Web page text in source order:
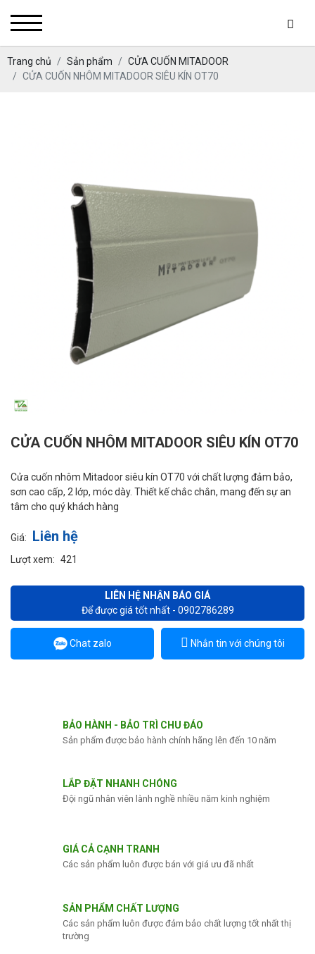
Trang chủ Sản phẩm
CỬA CUỐN MITADOOR
CỬA CUỐN NHÔM MITADOOR SIÊU KÍN OT70
CỬA CUỐN NHÔM MITADOOR SIÊU KÍN OT70
Cửa cuốn nhôm Mitadoor siêu kín OT70 với chất lượng đảm bảo,
sơn cao cấp, 2 lớp, móc dày. Thiết kế chắc chắn, mang đến sự an
tâm cho quý khách hàng
Giá: Liên hệ
Lượt xem: 421
LIÊN HỆ NHẬN BÁO GIÁ
Để được giá tốt nhất - 0902786289
Chat zalo Nhắn tin với chúng tôi
BẢO HÀNH - BẢO TRÌ CHU ĐÁO
Sản phẩm được bảo hành chính hãng lên đến 10 năm
LẮP ĐẶT NHANH CHÓNG
Đội ngũ nhân viên lành nghề nhiều năm kinh nghiệm
GIÁ CẢ CẠNH TRANH
Các sản phẩm luôn được bán với giá ưu đã nhất
SẢN PHẨM CHẤT LƯỢNG
Các sản phẩm luôn được đảm bảo chất lượng tốt nhất thị
trường